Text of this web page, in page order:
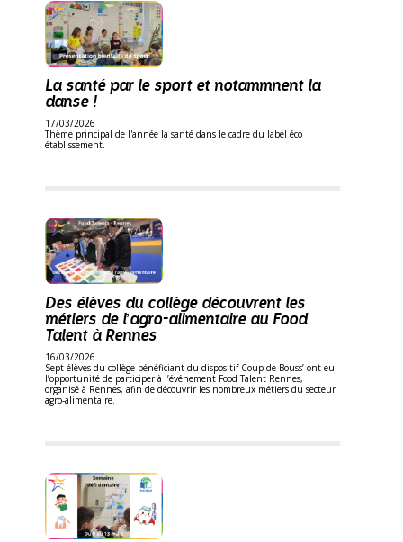
La santé par le sport et notammnent la
danse !
17/03/2026
Thème principal de l'année la santé dans le cadre du label éco
établissement.
Des élèves du collège découvrent les
métiers de l’agro-alimentaire au Food
Talent à Rennes
16/03/2026
Sept élèves du collège bénéficiant du dispositif Coup de Bouss’ ont eu
l’opportunité de participer à l’événement Food Talent Rennes,
organisé à Rennes, afin de découvrir les nombreux métiers du secteur
agro-alimentaire.